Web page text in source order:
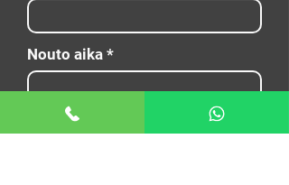
Nouto aika
E-mail